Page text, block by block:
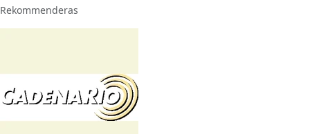
Rekommenderas